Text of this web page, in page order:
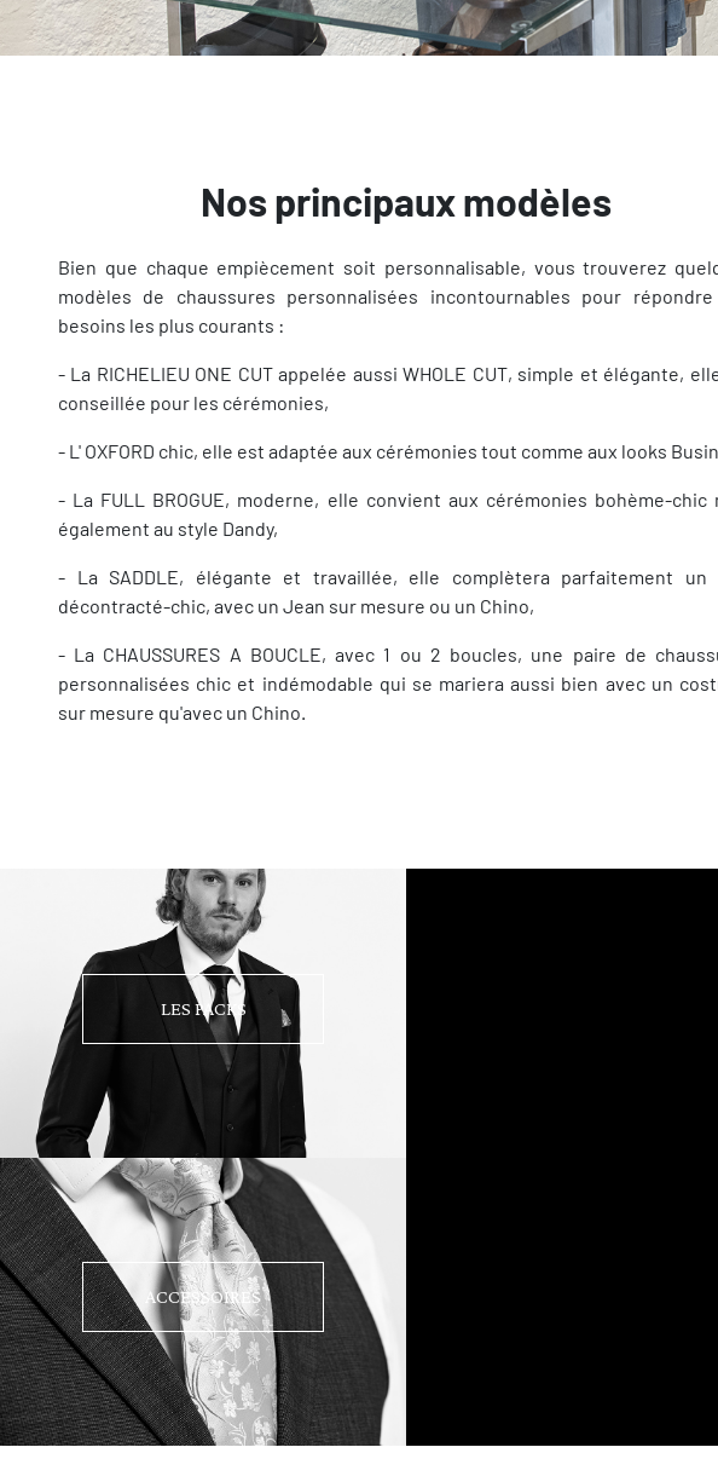
Nos principaux modèles
Bien que chaque empiècement soit personnalisable, vous trouverez
modèles de chaussures personnalisées incontournables pour
besoins les plus courants :
- La RICHELIEU ONE CUT appelée aussi WHOLE CUT, simple et élégante,
conseillée pour les cérémonies,
- L' OXFORD chic, elle est adaptée aux cérémonies tout comme aux looks
- La FULL BROGUE, moderne, elle convient aux cérémonies bohème-chic
également au style Dandy,
- La SADDLE, élégante et travaillée, elle complètera parfaitement un
décontracté-chic, avec un Jean sur mesure ou un Chino,
- La CHAUSSURES A BOUCLE, avec 1 ou 2 boucles, une paire de
personnalisées chic et indémodable qui se mariera aussi bien avec un
sur mesure qu'avec un Chino.
LES PACKS
ACCESSOIRES